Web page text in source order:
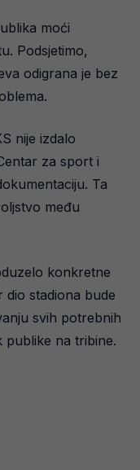
moći
Podsjetimo,
odigrana je bez
nije izdalo
za sport i
Ta
među
konkretne
stadiona bude
svih potrebnih
publike na tribine.